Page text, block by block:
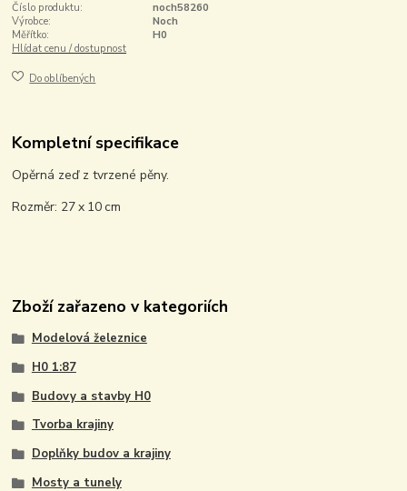
Číslo produktu:
noch58260
Výrobce:
Noch
Měřítko:
H0
Hlídat cenu / dostupnost
Do oblíbených
Kompletní specifikace
Opěrná zeď z tvrzené pěny.
Rozměr: 27 x 10 cm
Zboží zařazeno v kategoriích
Modelová železnice
H0 1:87
Budovy a stavby H0
Tvorba krajiny
Doplňky budov a krajiny
Mosty a tunely